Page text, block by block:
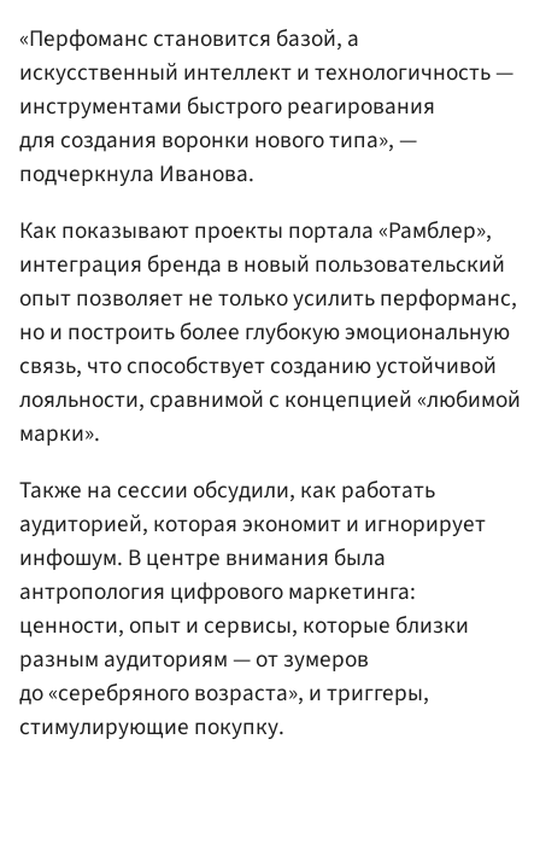
«Перфоманс становится базой, а
искусственный интеллект и технологичность —
инструментами быстрого реагирования
для создания воронки нового типа», —
подчеркнула Иванова.
Как показывают проекты портала «Рамблер»,
интеграция бренда в новый пользовательский
опыт позволяет не только усилить перформанс,
но и построить более глубокую эмоциональную
связь, что способствует созданию устойчивой
лояльности, сравнимой с концепцией «любимой
марки».
Также на сессии обсудили, как работать
аудиторией, которая экономит и игнорирует
инфошум. В центре внимания была
антропология цифрового маркетинга:
ценности, опыт и сервисы, которые близки
разным аудиториям — от зумеров
до «серебряного возраста», и триггеры,
стимулирующие покупку.